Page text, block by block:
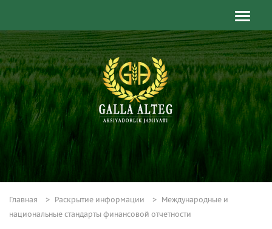
Главная Раскрытие информации
Международные и
национальные стандарты финансовой отчетности